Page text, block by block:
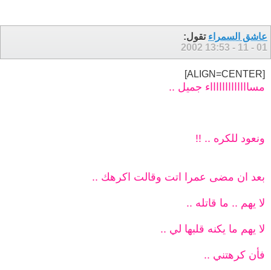
عاشق السمراء تقول:
01 - 11 - 2002
13:53
[ALIGN=CENTER]
مساااااااااااااء جميل ..
ونعود للكره .. !!
بعد ان مضى عمرا اتت وقالت اكرهك ..
لا يهم .. ما قاتله ..
لا يهم ما يكنه قلبها لي ..
فأن كرهتني ..